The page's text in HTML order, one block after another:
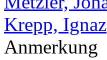
Krepp, Ignaz
Anmerkung